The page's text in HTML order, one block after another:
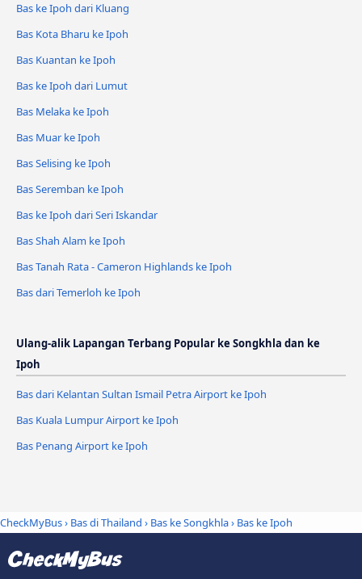
Bas ke Ipoh dari Kluang
Bas Kota Bharu ke Ipoh
Bas Kuantan ke Ipoh
Bas ke Ipoh dari Lumut
Bas Melaka ke Ipoh
Bas Muar ke Ipoh
Bas Selising ke Ipoh
Bas Seremban ke Ipoh
Bas ke Ipoh dari Seri Iskandar
Bas Shah Alam ke Ipoh
Bas Tanah Rata - Cameron Highlands ke Ipoh
Bas dari Temerloh ke Ipoh
Ulang-alik Lapangan Terbang Popular ke Songkhla dan ke
Ipoh
Bas dari Kelantan Sultan Ismail Petra Airport ke Ipoh
Bas Kuala Lumpur Airport ke Ipoh
Bas Penang Airport ke Ipoh
CheckMyBus› Bas di Thailand › Bas ke Songkhla› Bas ke Ipoh